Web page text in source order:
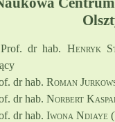
Prof. dr hab. Henryk
dr hab. Roman
dr hab. Norbert
dr hab. Iwona Ndiaye